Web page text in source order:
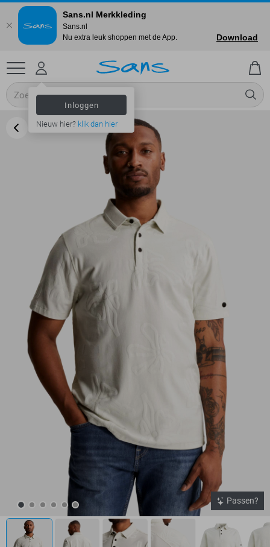
Inloggen
Nieuw hier? klik dan hier
Passen?
Sans.nl Merkkleding
Sans.nl
Nu extra leuk shoppen met de App.
Download